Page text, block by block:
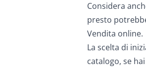
Considera
presto
Vendita online.
La scelta di
catalogo, se